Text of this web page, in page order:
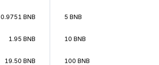
0.9751 BNB
1.95 BNB
19.50 BNB
5 BNB
10 BNB
100 BNB